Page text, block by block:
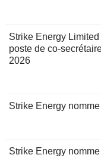
Strike Energy
poste de co-
2026
Strike Energy
Strike Energy